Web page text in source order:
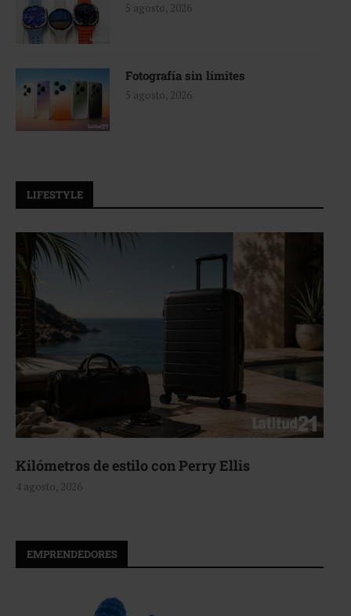
5 agosto, 2026
Fotografía sin límites
5 agosto, 2026
LIFESTYLE
estilo con Perry Ellis
EMPRENDEDORES